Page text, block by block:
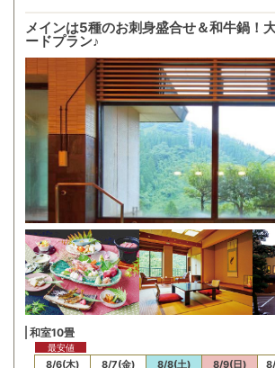
メインは5種のお刺身盛合せ＆和牛鍋！
ードプラン♪
和室10畳
8/6(木)
最安値
8/7(金)
8/8(土) 8/9(日)